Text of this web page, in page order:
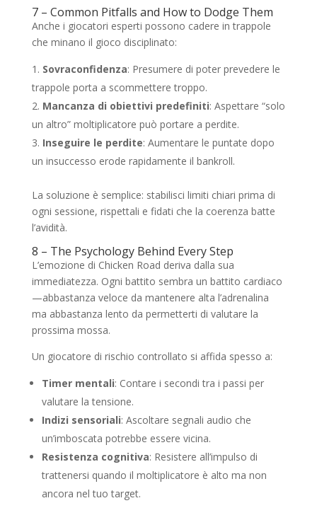
7 – Common Pitfalls and How to Dodge Them
Anche i giocatori esperti possono cadere in trappole
che minano il gioco disciplinato:
Sovraconfidenza: Presumere di poter prevedere le
trappole porta a scommettere troppo.
Mancanza di obiettivi predefiniti: Aspettare “solo
un altro” moltiplicatore può portare a perdite.
Inseguire le perdite: Aumentare le puntate dopo
un insuccesso erode rapidamente il bankroll.
La soluzione è semplice: stabilisci limiti chiari prima di
ogni sessione, rispettali e fidati che la coerenza batte
l’avidità.
8 – The Psychology Behind Every Step
L’emozione di Chicken Road deriva dalla sua
immediatezza. Ogni battito sembra un battito cardiaco
—abbastanza veloce da mantenere alta l’adrenalina
ma abbastanza lento da permetterti di valutare la
prossima mossa.
Un giocatore di rischio controllato si affida spesso a:
Timer mentali: Contare i secondi tra i passi per
valutare la tensione.
Indizi sensoriali: Ascoltare segnali audio che
un’imboscata potrebbe essere vicina.
Resistenza cognitiva: Resistere all’impulso di
trattenersi quando il moltiplicatore è alto ma non
ancora nel tuo target.